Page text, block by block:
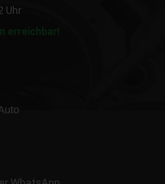
Uhr
erreichbar!